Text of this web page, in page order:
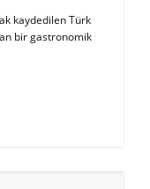
kaydedilen Türk
bir gastronomik